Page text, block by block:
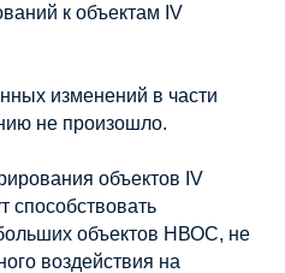
к объектам IV
изменений в части
не произошло.
объектов IV
способствовать
объектов НВОС, не
воздействия на